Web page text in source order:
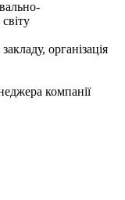
організація
компанії